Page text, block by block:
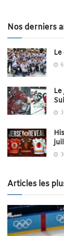
Nos derniers
Articles les